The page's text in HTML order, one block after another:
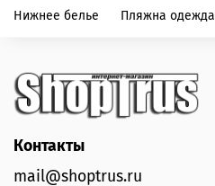
Нижнее белье Пляжна одежда
Контакты
mail@shoptrus.ru